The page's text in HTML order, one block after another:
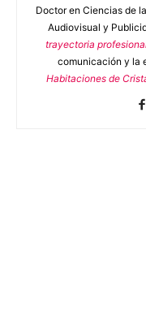
Doctor en Ciencias de
Audiovisual y
trayectoria
comunicación y la
Habitaciones de